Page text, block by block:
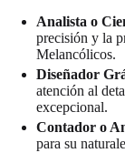
Analista o
precisión y la
Melancólicos.
Diseñador
atención al
excepcional.
Contador o
para su